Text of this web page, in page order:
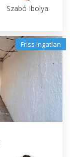
Szabó Ibolya
Friss ingatlan